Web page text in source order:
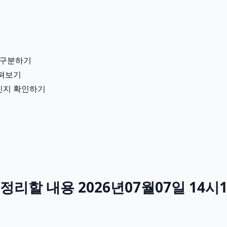
분하기
보기
확인하기
리할 내용 2026년07월07일 14시